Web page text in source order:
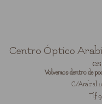
Centro Óptico
Volvemos dentro de
C/Arabial
Tlf